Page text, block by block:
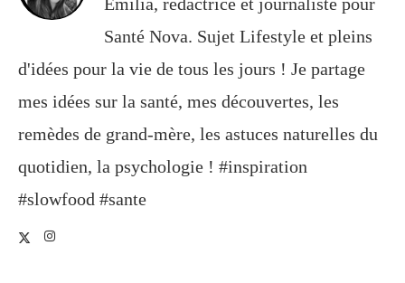
Santé Nova. Sujet Lifestyle et pleins
d'idées pour la vie de tous les jours ! Je partage
mes idées sur la santé, mes découvertes, les
remèdes de grand-mère, les astuces naturelles du
quotidien, la psychologie ! #inspiration
#slowfood #sante